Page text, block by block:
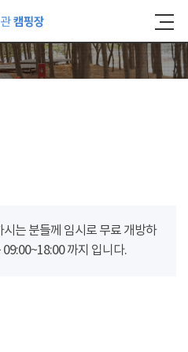
는 분들께 임시로 무료 개방하
까지 입니다.